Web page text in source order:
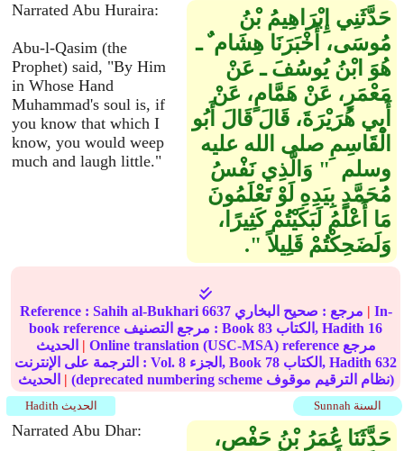
Narrated Abu Huraira:
Abu-l-Qasim (the
Prophet) said, "By Him
in Whose Hand
Muhammad's soul is, if
you know that which I
know, you would weep
much and laugh little."
حَدَّثَنِي إِبْرَاهِيمُ بْنُ
مُوسَى، أَخْبَرَنَا هِشَام ٌ ـ
هُوَ ابْنُ يُوسُفَ ـ عَنْ
مَعْمَرٍ، عَنْ هَمَّامٍ، عَنْ
أَبِي هُرَيْرَةَ، قَالَ قَالَ أَبُو
الْقَاسِمِ صلى الله عليه
وسلم ‏ "‏ وَالَّذِي نَفْسُ
مُحَمَّدٍ بِيَدِهِ لَوْ تَعْلَمُونَ
مَا أَعْلَمُ لَبَكَيْتُمْ كَثِيرًا،
وَلَضَحِكْتُمْ قَلِيلاً ‏"‏‏.‏
Reference : Sahih al-Bukhari 6637 مرجع : صحيح البخاري | In-
book reference مرجع التصنيف : Book83 الكتاب, Hadith 16
| Online translation (USC-MSA) reference مرجع
الترجمة على الإنترنت : Vol.8 الجزء, Book 78 الكتاب, Hadith632
| (deprecated numbering scheme نظام الترقيم موقوف)
Sunnah السنة Hadith الحديث
Narrated Abu Dhar:
حَدَّثَنَا عُمَرُ بْنُ حَفْصٍ،